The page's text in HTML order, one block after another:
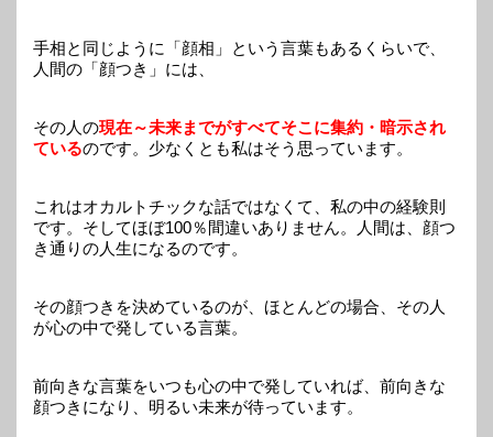
手相と同じように「顔相」という言葉もあるくらいで、
人間の「顔つき」には、
その人の現在～未来までがすべてそこに集約・暗示され
ているのです。少なくとも私はそう思っています。
これはオカルトチックな話ではなくて、私の中の経験則
です。そしてほぼ100％間違いありません。人間は、顔つ
き通りの人生になるのです。
その顔つきを決めているのが、ほとんどの場合、その人
が心の中で発している言葉。
前向きな言葉をいつも心の中で発していれば、前向きな
顔つきになり、明るい未来が待っています。